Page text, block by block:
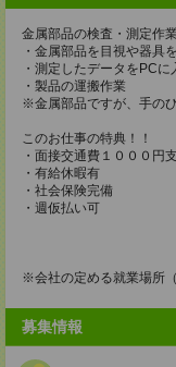
金属部品の検査・測定作業
・金属部品を目視や器具
・測定したデータをPCに
・製品の運搬作業
※金属部品ですが、手の
このお仕事の特典！！
・面接交通費１０００円
・有給休暇有
・社会保険完備
・週仮払い可
※会社の定める就業場所
募集情報